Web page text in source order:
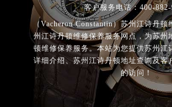
客户服务电话：400-
（Vacheron Constantin）苏州江诗丹
州江诗丹顿维修保养服务网点，为苏州
顿维修保养服务。本站为您提供苏州江
详细介绍、苏州江诗丹顿地址查询及客
的访问！